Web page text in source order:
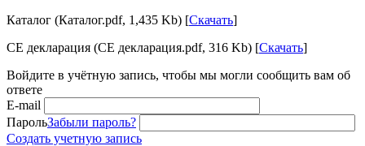
Каталог (Каталог.pdf, 1,435 Kb) [Скачать]
CE декларация (CE декларация.pdf, 316 Kb) [Скачать]
Войдите в учётную запись, чтобы мы могли сообщить вам об
ответе
E-mail
ПарольЗабыли пароль?
Создать учетную запись